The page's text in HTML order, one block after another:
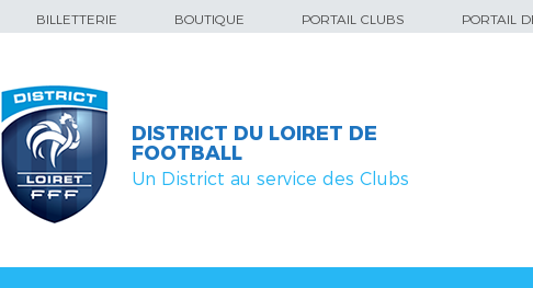
BILLETTERIE BOUTIQUE PORTAIL CLUBS PORTAIL
DISTRICT DU LOIRET DE
FOOTBALL
Un District au service des Clubs